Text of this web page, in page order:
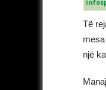
Të
një